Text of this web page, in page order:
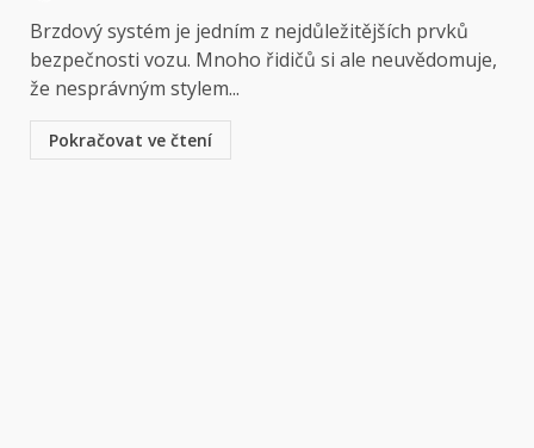
Brzdový systém je jedním z nejdůležitějších prvků
bezpečnosti vozu. Mnoho řidičů si ale neuvědomuje,
že nesprávným stylem...
Pokračovat ve čtení